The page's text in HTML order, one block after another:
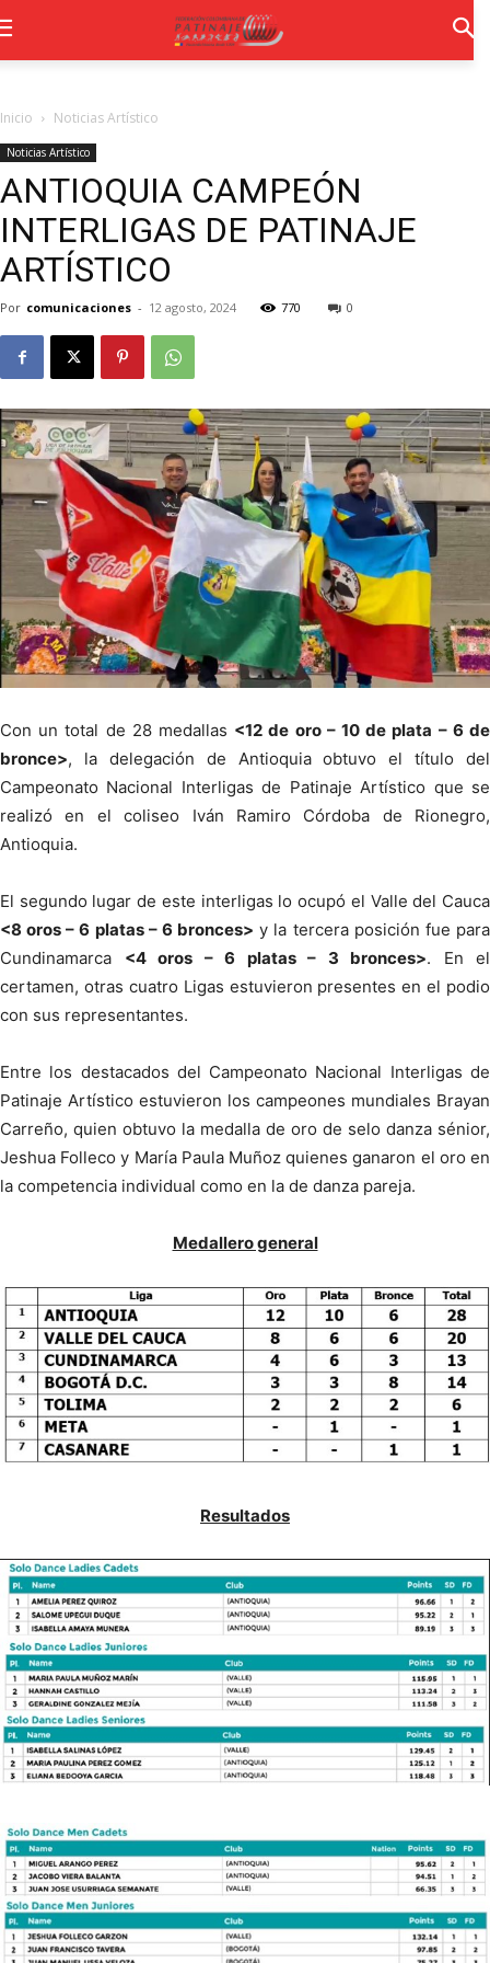
Inicio Noticias Artístico
Noticias Artístico
ANTIOQUIA CAMPEÓN
INTERLIGAS DE PATINAJE
ARTÍSTICO
Por comunicaciones - 12 agosto, 2024 770 0
Con un total de 28 medallas <12 de oro – 10 de plata – 6 de
bronce>, la delegación de Antioquia obtuvo el título del
Campeonato Nacional Interligas de Patinaje Artístico que se
realizó en el coliseo Iván Ramiro Córdoba de Rionegro,
Antioquia.
El segundo lugar de este interligas lo ocupó el Valle del Cauca
<8 oros – 6 platas – 6 bronces> y la tercera posición fue para
Cundinamarca <4 oros – 6 platas – 3 bronces>. En el
certamen, otras cuatro Ligas estuvieron presentes en el podio
con sus representantes.
Entre los destacados del Campeonato Nacional Interligas de
Patinaje Artístico estuvieron los campeones mundiales Brayan
Carreño, quien obtuvo la medalla de oro de selo danza sénior,
Jeshua Folleco y María Paula Muñoz quienes ganaron el oro en
la competencia individual como en la de danza pareja.
Medallero general
Resultados